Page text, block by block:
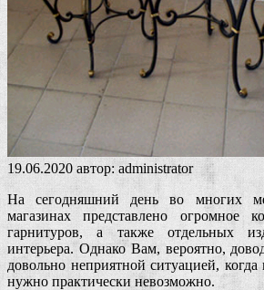
19.06.2020 автор: administrator
На сегодняшний день во многих
магазинах представлено огромное
гарнитуров, а также отдельных
интерьера. Однако Вам, вероятно,
довольно неприятной ситуацией,
нужно практически невозможно.